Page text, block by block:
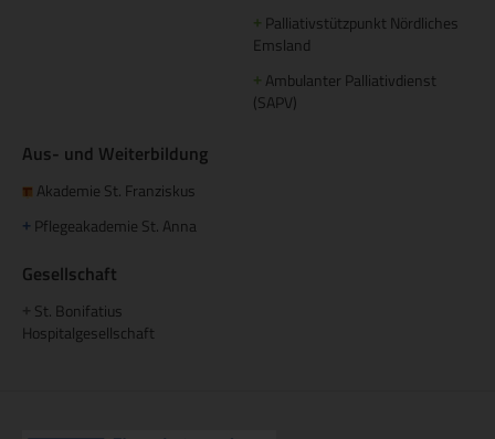
+ Palliativstützpunkt Nördliches
Emsland
+ Ambulanter Palliativdienst
(SAPV)
Aus- und Weiterbildung
Akademie St. Franziskus
+ Pflegeakademie St. Anna
Gesellschaft
St. Bonifatius
Hospitalgesellschaft